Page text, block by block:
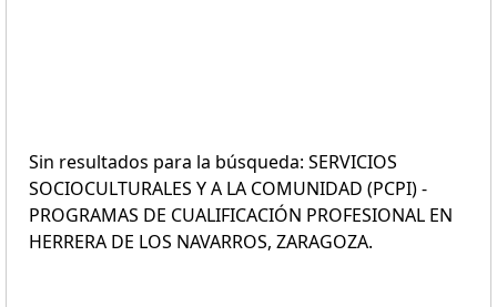
Sin resultados para la búsqueda: SERVICIOS
SOCIOCULTURALES Y A LA COMUNIDAD (PCPI) -
PROGRAMAS DE CUALIFICACIÓN PROFESIONAL EN
HERRERA DE LOS NAVARROS, ZARAGOZA.